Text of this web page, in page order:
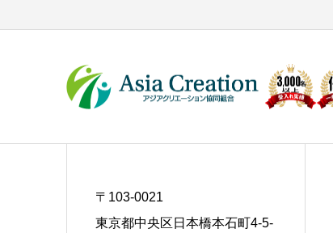
〒103-0021
東京都中央区日本橋本石町4-5-